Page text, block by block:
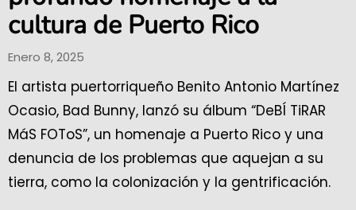
cultura de Puerto Rico
Enero 8, 2025
El artista puertorriqueño Benito Antonio Martínez
Ocasio, Bad Bunny, lanzó su álbum “DeBÍ TiRAR
MáS FOToS”, un homenaje a Puerto Rico y una
denuncia de los problemas que aquejan a su
tierra, como la colonización y la gentrificación.